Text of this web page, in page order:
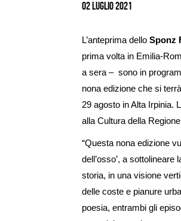
02 Luglio 2021
L’anteprima dello Sponz
prima volta in Emilia-
a sera – sono in
nona edizione che si
29 agosto in Alta Irpinia.
alla Cultura della
“Questa nona edizione
dell’osso’, a
storia, in una visione
delle coste e pianure
poesia, entrambi gli